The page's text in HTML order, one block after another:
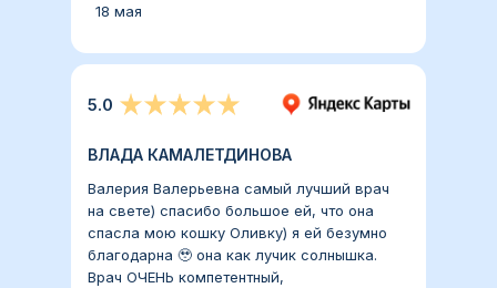
5.0
ВЛАДА КАМАЛЕТДИНОВА
Валерия Валерьевна самый лучший врач
на свете) спасибо большое ей, что она
спасла мою кошку Оливку) я ей безумно
благодарна 🥹 она как лучик солнышка.
Врач ОЧЕНЬ компетентный,
18 мая